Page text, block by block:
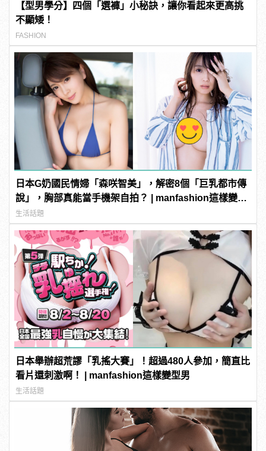
【型男學分】四個「選褲」小秘訣，讓你看起來更高挑
不顯矮！
FASHION
日本G奶國民情婦「森咲智美」，解密8個「巨乳都市傳
說」，胸部真能當手機架自拍？ | manfashion這樣變型
男
生活話題
日本舉辦超荒謬「乳搖大賽」！超過480人參加，簡直比
看片還刺激啊！ | manfashion這樣變型男
生活話題